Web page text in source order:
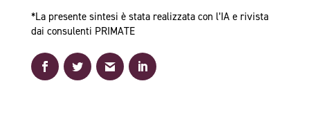
*La presente sintesi è stata realizzata con l’IA e rivista
dai consulenti PRIMATE